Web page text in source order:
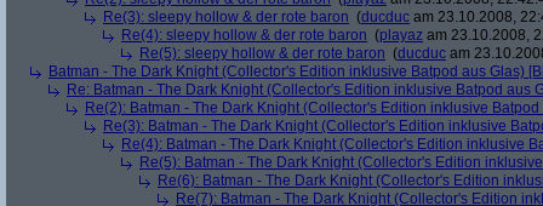
Re(3): sleepy hollow & der rote baron (ducduc am 23.10.2008,
Re(4): sleepy hollow & der rote baron (playaz am 23.10.2008,
Re(5): sleepy hollow & der rote baron (ducduc am
Batman - The Dark Knight (Collector's Edition inklusive Batpod aus Glas)
Re: Batman - The Dark Knight (Collector's Edition inklusive Batpod aus
Re(2): Batman - The Dark Knight (Collector's Edition inklusive
Re(3): Batman - The Dark Knight (Collector's Edition inklusive
Re(4): Batman - The Dark Knight (Collector's Edition inklusive
Re(5): Batman - The Dark Knight (Collector's Edition
Re(6): Batman - The Dark Knight (Collector's Edition
Re(7): Batman - The Dark Knight (Collector's Edition